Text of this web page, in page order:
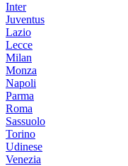
Inter
Juventus
Lazio
Lecce
Milan
Monza
Napoli
Parma
Roma
Sassuolo
Torino
Udinese
Venezia